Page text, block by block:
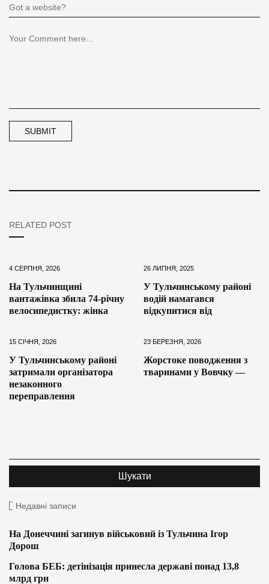
RELATED POST
4 СЕРПНЯ, 2026
На Тульчинщині
вантажівка збила 74-річну
велосипедистку: жінка
26 ЛИПНЯ, 2025
У Тульчинському районі
водій намагався
відкупитися від
15 СІЧНЯ, 2026
У Тульчинському районі
затримали організатора
незаконного
переправлення
23 БЕРЕЗНЯ, 2026
Жорстоке поводження з
тваринами у Вовчку —
Недавні записи
На Донеччині загинув військовий із Тульчина Ігор
Дорош
Голова БЕБ: детінізація принесла державі понад 13,8
млрд грн